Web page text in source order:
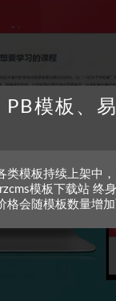
PB模板、
类模板持续上架中
模板下载站 终
格会随模板数量增